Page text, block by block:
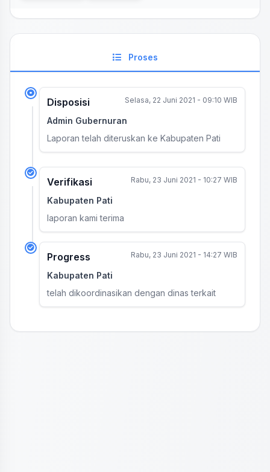
Proses
Disposisi Selasa, 22 Juni 2021 - 09:10 WIB
Admin Gubernuran
Laporan telah diteruskan ke Kabupaten Pati
Verifikasi Rabu, 23 Juni 2021 - 10:27 WIB
Kabupaten Pati
laporan kami terima
Progress Rabu, 23 Juni 2021 - 14:27 WIB
Kabupaten Pati
telah dikoordinasikan dengan dinas terkait